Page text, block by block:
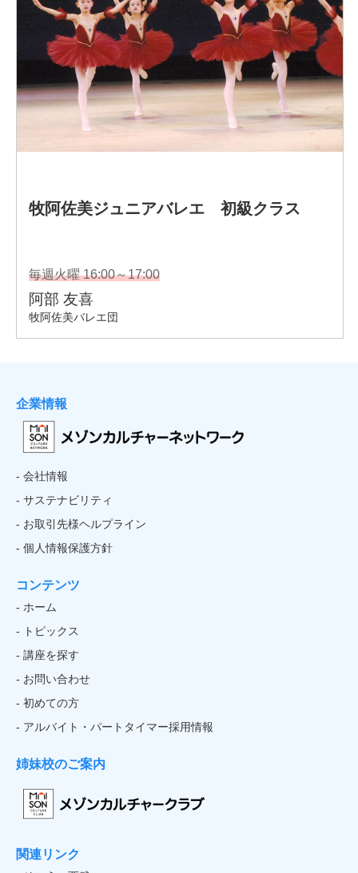
企業情報
- 会社情報
- サステナビリティ
- お取引先様ヘルプライン
- 個人情報保護方針
コンテンツ
- ホーム
- トピックス
- 講座を探す
- お問い合わせ
- 初めての方
- アルバイト・パートタイマー採用情報
姉妹校のご案内
関連リンク